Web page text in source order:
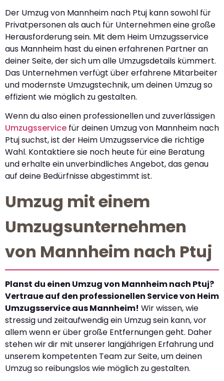
Der Umzug von Mannheim nach Ptuj kann sowohl für
Privatpersonen als auch für Unternehmen eine große
Herausforderung sein. Mit dem Heim Umzugsservice
aus Mannheim hast du einen erfahrenen Partner an
deiner Seite, der sich um alle Umzugsdetails kümmert.
Das Unternehmen verfügt über erfahrene Mitarbeiter
und modernste Umzugstechnik, um deinen Umzug so
effizient wie möglich zu gestalten.
Wenn du also einen professionellen und zuverlässigen
Umzugsservice für deinen Umzug von Mannheim nach
Ptuj suchst, ist der Heim Umzugsservice die richtige
Wahl. Kontaktiere sie noch heute für eine Beratung
und erhalte ein unverbindliches Angebot, das genau
auf deine Bedürfnisse abgestimmt ist.
Umzug mit einem
Umzugsunternehmen
von Mannheim nach Ptuj
Planst du einen Umzug von Mannheim nach Ptuj?
Vertraue auf den professionellen Service von Heim
Umzugsservice aus Mannheim! Wir wissen, wie
stressig und zeitaufwendig ein Umzug sein kann, vor
allem wenn er über große Entfernungen geht. Daher
stehen wir dir mit unserer langjährigen Erfahrung und
unserem kompetenten Team zur Seite, um deinen
Umzug so reibungslos wie möglich zu gestalten.